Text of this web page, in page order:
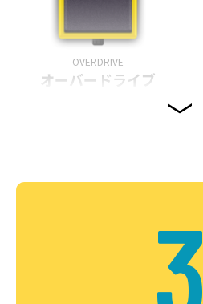
OVERDRIVE
オーバードライブ
3